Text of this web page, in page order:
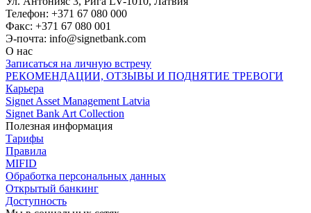
Телефон: +371 67 080 000
Факс: +371 67 080 001
Э-почта: info@signetbank.com
О нас
Записаться на личную встречу
РЕКОМЕНДАЦИИ, ОТЗЫВЫ И ПОДНЯТИЕ ТРЕВОГИ
Карьера
Signet Asset Management Latvia
Signet Bank Art Collection
Полезная информация
Тарифы
Правила
MIFID
Обработка персональных данных
Открытый банкинг
Доступность